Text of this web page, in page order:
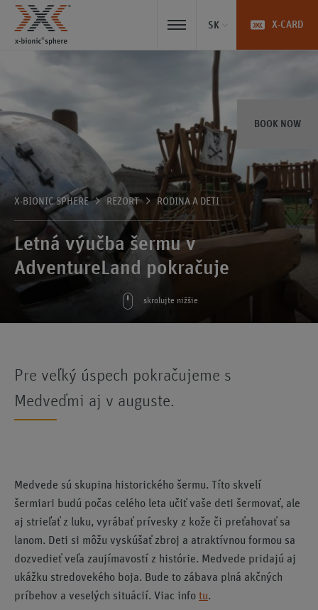
SK
BOOK NOW
X-CARD
X-BIONIC SPHERE REZORT RODINA A DETI
Letná výučba šermu v
AdventureLand pokračuje
skrolujte nižšie
Pre veľký úspech pokračujeme s
Medveďmi aj v auguste.
Medvede sú skupina historického šermu. Títo skvelí
šermiari budú počas celého leta učiť vaše deti šermovať, ale
aj strieľať z luku, vyrábať prívesky z kože či preťahovať sa
lanom. Deti si môžu vyskúšať zbroj a atraktívnou formou sa
dozvedieť veľa zaujímavostí z histórie. Medvede pridajú aj
ukážku stredovekého boja. Bude to zábava plná akčných
príbehov a veselých situácií. Viac info tu.